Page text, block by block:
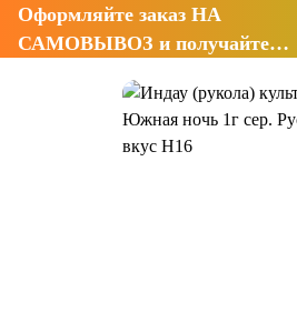
Оформляйте заказ НА
САМОВЫВОЗ и получайте